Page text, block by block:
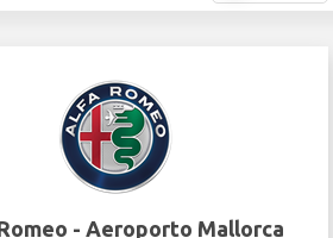
- Aeroporto Mallorca